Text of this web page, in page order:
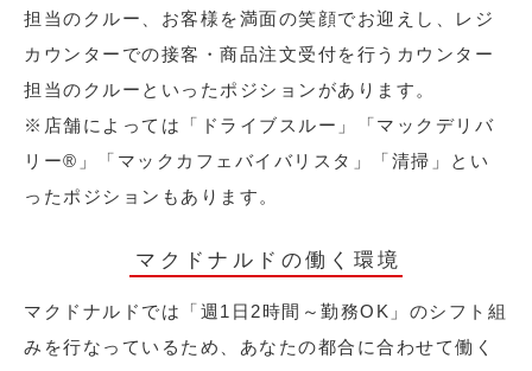
担当のクルー、お客様を満面の笑顔でお迎えし、レジ
カウンターでの接客・商品注文受付を行うカウンター
担当のクルーといったポジションがあります。
※店舗によっては「ドライブスルー」「マックデリバ
リー®︎」「マックカフェバイバリスタ」「清掃」とい
ったポジションもあります。
マクドナルドの働く環境
マクドナルドでは「週1日2時間～勤務OK」のシフト組
みを行なっているため、あなたの都合に合わせて働く